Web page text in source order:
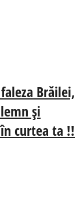
Brăilei,
și
curtea ta !!